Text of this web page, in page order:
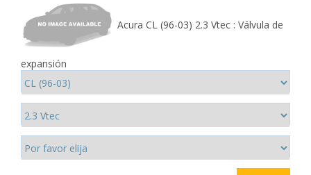
Acura CL (96-03) 2.3 Vtec : Válvula de
expansión